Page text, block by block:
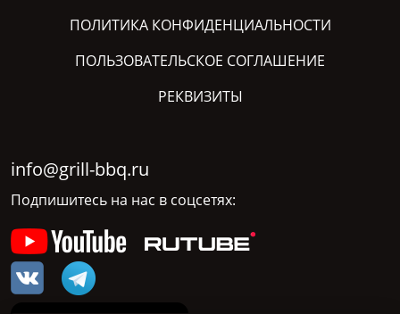
ПОЛИТИКА КОНФИДЕНЦИАЛЬНОСТИ
ПОЛЬЗОВАТЕЛЬСКОЕ СОГЛАШЕНИЕ
РЕКВИЗИТЫ
info@grill-bbq.ru
Подпишитесь на нас в соцсетях: